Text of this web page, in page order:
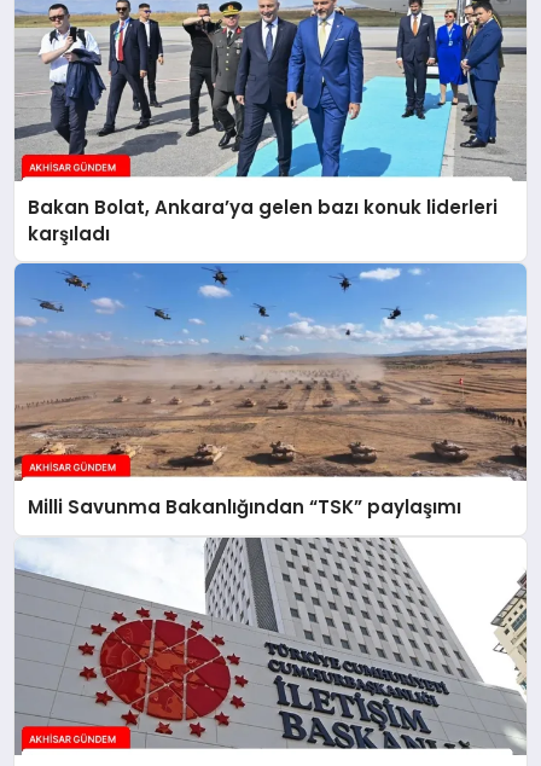
Bakan Bolat, Ankara’ya gelen bazı konuk liderleri
karşıladı
Milli Savunma Bakanlığından “TSK” paylaşımı